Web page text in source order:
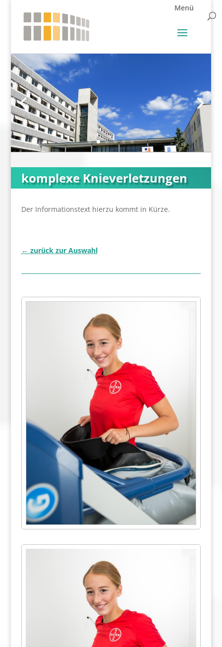
komplexe Knieverletzungen
Der Informationstext hierzu kommt in Kürze.
← zurück zur Auswahl